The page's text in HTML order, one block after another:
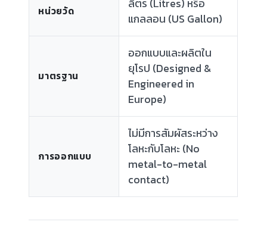
หน่วยวัด
ลิตร (Litres) หรือ
แกลลอน (US Gallon)
มาตรฐาน
ออกแบบและผลิตใน
ยุโรป (Designed &
Engineered in
Europe)
การออกแบบ
ไม่มีการสัมผัสระหว่าง
โลหะกับโลหะ (No
metal-to-metal
contact)